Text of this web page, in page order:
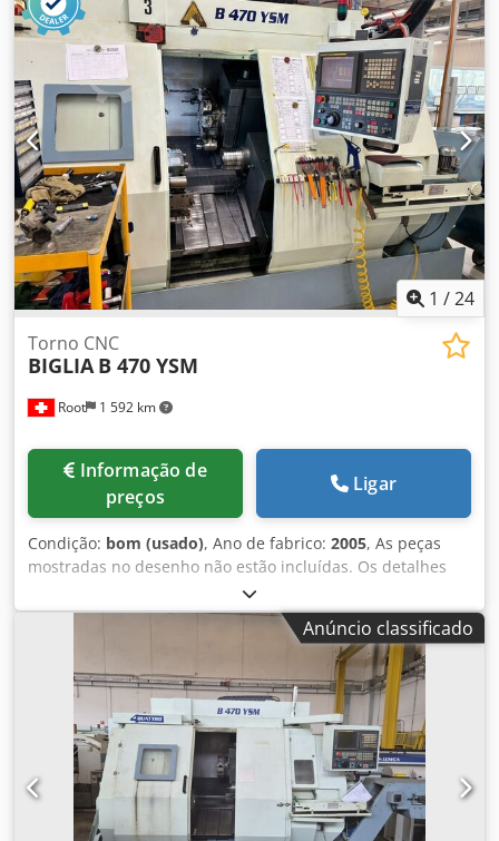
ferramentas (2) com 12 posições cada e 12 ferramentas
acionadas por carro. Dados principais: velocidade de
rotação máx. 4000 rpm; potência do contra-fuso 11 kW;
motor do fuso 26 kW; ligação 50 Hz 3x 400 V; peso da
máquina aprox. 6150 kg; tempo de funcionamento desde a
ativação 74536 horas, tempo de operação 24651 horas,
tempo de trabalho 8588 horas. Acessórios: carregador de
barras LNS HYDROBAR SPRINT. Permite tolerâncias
estreitas; ideal para a indústria automóvel, aeroespacial,
médica, relojoeira e construção de máquinas-ferramenta.
Dkjdpfxszqbh Ie Amlsr
1 /24
Root 1 592 km
Torno CNC
BIGLIA B 470 YSM
preços
Ligar
Condição: bom (usado), Ano de fabrico: 2005, As peças
mostradas no desenho não estão incluídas. Os detalhes
técnicos encontram-se em anexo. O braço de medição não
está incluído com a máquina. Dodpfx Amezmx I Dsljkr
Consulte as fotografias assinaladas com uma cruz
Anúncio classificado